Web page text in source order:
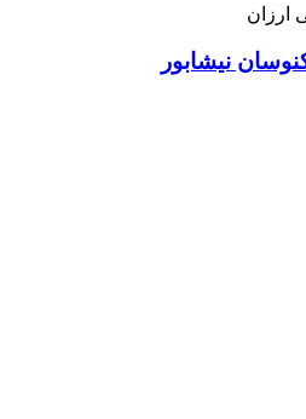
ارزان
نیشابور